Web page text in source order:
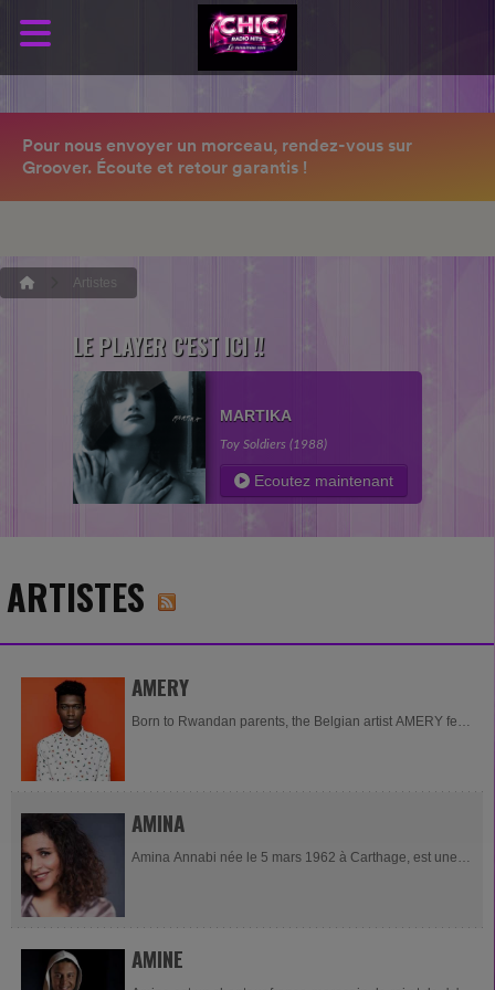
Artistes
LE PLAYER C'EST ICI !!
MARTIKA
Toy Soldiers (1988)
Ecoutez maintenant
ARTISTES
AMERY
Born to Rwandan parents, the Belgian artist AMERY fell
to gift...
AMINA
Amina Annabi née le 5 mars 1962 à Carthage, est une
AMINE